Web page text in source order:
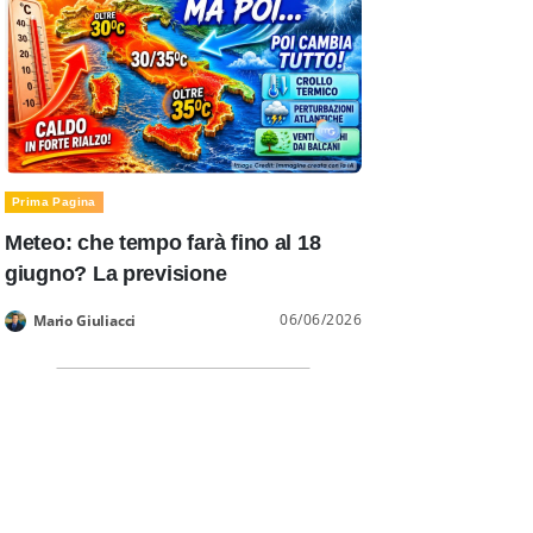
Prima Pagina
Meteo: che tempo farà fino al 18
giugno? La previsione
Mario Giuliacci 06/06/2026